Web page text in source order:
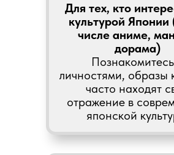
Для тех, кто
культурой Японии
числе аниме,
дорама)
личностями, образы
часто находят
отражение в
японской